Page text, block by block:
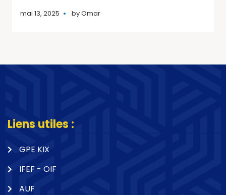
mai 13, 2025 byOmar
Liens utiles :
GPE KIX
IFEF - OIF
AUF